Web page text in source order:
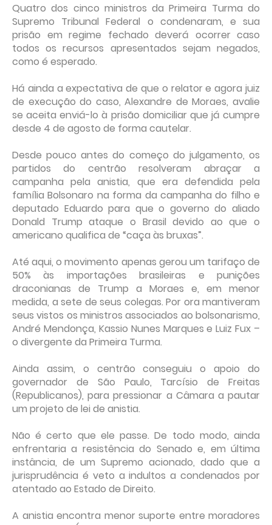
Quatro dos cinco ministros da Primeira Turma do
Supremo Tribunal Federal o condenaram, e sua
prisão em regime fechado deverá ocorrer caso
todos os recursos apresentados sejam negados,
como é esperado.
Há ainda a expectativa de que o relator e agora juiz
de execução do caso, Alexandre de Moraes, avalie
se aceita enviá-lo à prisão domiciliar que já cumpre
desde 4 de agosto de forma cautelar.
Desde pouco antes do começo do julgamento, os
partidos do centrão resolveram abraçar a
campanha pela anistia, que era defendida pela
família Bolsonaro na forma da campanha do filho e
deputado Eduardo para que o governo do aliado
Donald Trump ataque o Brasil devido ao que o
americano qualifica de “caça às bruxas”.
Até aqui, o movimento apenas gerou um tarifaço de
50% às importações brasileiras e punições
draconianas de Trump a Moraes e, em menor
medida, a sete de seus colegas. Por ora mantiveram
seus vistos os ministros associados ao bolsonarismo,
André Mendonça, Kassio Nunes Marques e Luiz Fux –
o divergente da Primeira Turma.
Ainda assim, o centrão conseguiu o apoio do
governador de São Paulo, Tarcísio de Freitas
(Republicanos), para pressionar a Câmara a pautar
um projeto de lei de anistia.
Não é certo que ele passe. De todo modo, ainda
enfrentaria a resistência do Senado e, em última
instância, de um Supremo acionado, dado que a
jurisprudência é veto a indultos a condenados por
atentado ao Estado de Direito.
A anistia encontra menor suporte entre moradores